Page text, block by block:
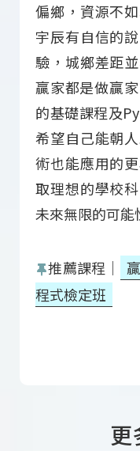
偏鄉，資源不
宇辰有自信的
驗，城鄉差距
贏家都是做贏
的基礎課程及
希望自己能朝
術也能應用的
取理想的學校
未來無限的可能
推薦課程｜
程式檢定班
更